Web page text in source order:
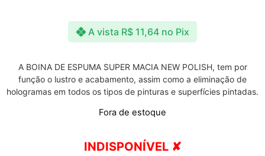
A vista R$11,64 no Pix
A BOINA DE ESPUMA SUPER MACIA NEW POLISH, tem por
função o lustro e acabamento, assim como a eliminação de
hologramas em todos os tipos de pinturas e superfícies pintadas.
Fora de estoque
INDISPONÍVEL ✘